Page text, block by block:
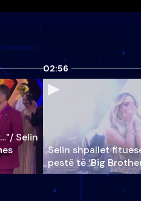
Selin
02:56
Selin shpallet
pestë të ‘Big